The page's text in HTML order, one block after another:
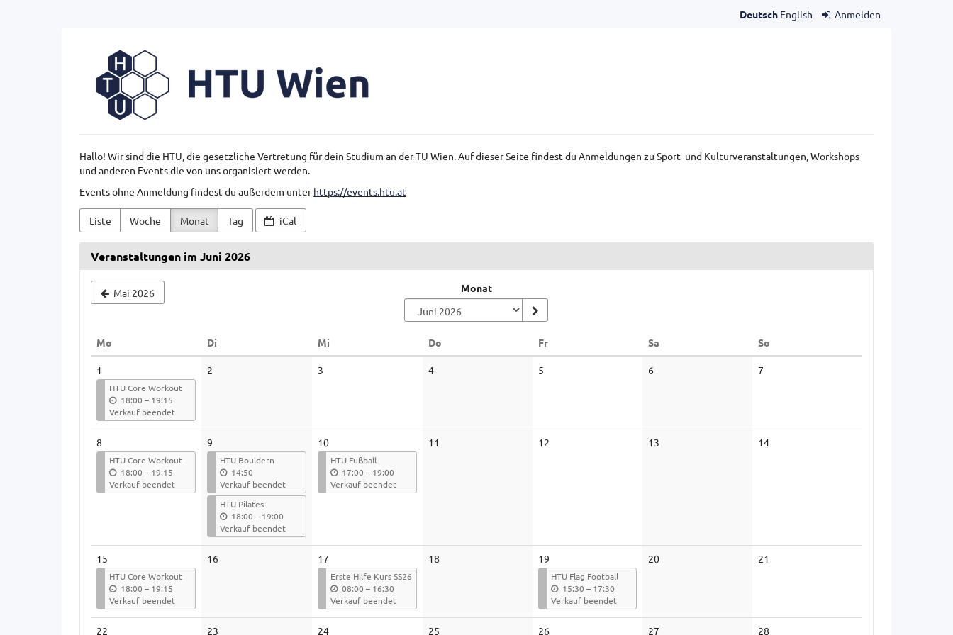
Deutsch English Anmelden
HTU
Wien
Hallo! Wir sind die HTU, die gesetzliche Vertretung für dein Studium an der TU Wien. Auf dieser Seite findest du Anmeldungen zu Sport- und Kulturveranstaltungen, Workshops
und anderen Events die von uns organisiert werden.
Events ohne Anmeldung findest du außerdem unterhttps://events.htu.at
Liste Woche Monat Tag iCal
Veranstaltungen im Juni 2026
Mai 2026
auswählen
Monat
Mo Di Mi Do FrFreitag Sa So
1
HTU Core Workout
18:00 –b
i
s
19:15
Verkauf beendet
2 3 4 5 6 7
8
HTU Core Workout
18:00 –b
i
s
19:15
Verkauf beendet
9
HTU Bouldern
14:50
Verkauf beendet
HTU Pilates
18:00 –b
i
s
19:00
Verkauf beendet
10
HTU Fußball
17:00 –b
i
s
19:00
Verkauf beendet
11 12 13 14
15
HTU Core Workout
18:00 –b
i
s
19:15
Verkauf beendet
16 17
Erste Hilfe Kurs SS26
08:00 –b
i
s
16:30
Verkauf beendet
18 19
HTU Flag Football
15:30 –b
i
s
17:30
Verkauf beendet
20 21
22 23 24 25 26 27 28